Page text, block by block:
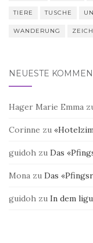
TIERE TUSCHE
WANDERUNG
NEUESTE
Hager Marie Emma
Corinne zu
guidoh zu Das
Mona zu Das
guidoh zu In dem